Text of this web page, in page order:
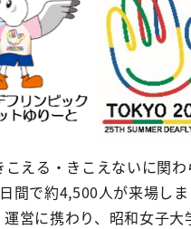
える・きこえないに関
間で約4,500人が来場し
営に携わり、昭和女子